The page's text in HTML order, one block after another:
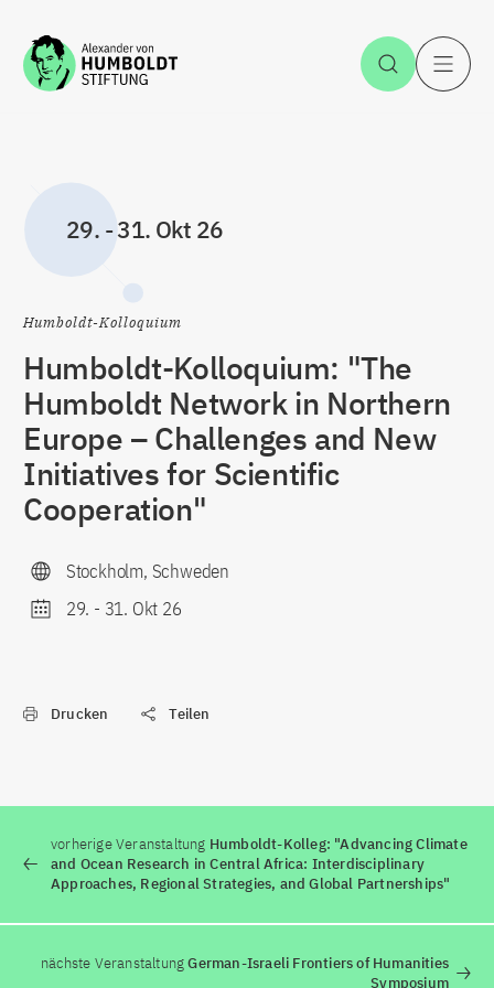
Zum Inhalt springen Suche
29. -31. Okt 26
Humboldt-Kolloquium
Humboldt-Kolloquium: "The
Humboldt Network in Northern
Europe – Challenges and New
Initiatives for Scientific
Cooperation"
Stockholm, Schweden
29. - 31. Okt 26
Drucken Teilen
vorherige Veranstaltung Humboldt-Kolleg: "Advancing Climate
and Ocean Research in Central Africa: Interdisciplinary
Approaches, Regional Strategies, and Global Partnerships"
nächste VeranstaltungGerman-Israeli Frontiers of Humanities
Symposium